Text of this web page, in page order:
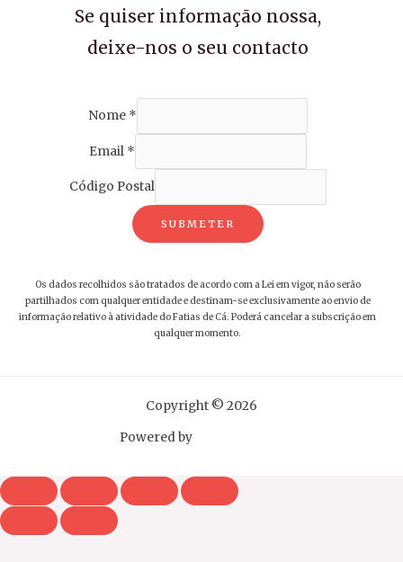
Se quiser informação nossa,
deixe-nos o seu contacto
Nome *
Email *
Código Postal
SUBMETER
Os dados recolhidos são tratados de acordo com a Lei em vigor, não serão
partilhados com qualquer entidade e destinam-se exclusivamente ao envio de
informação relativo à atividade do Fatias de Cá. Poderá cancelar a subscrição em
qualquer momento.
Copyright © 2026
Powered by